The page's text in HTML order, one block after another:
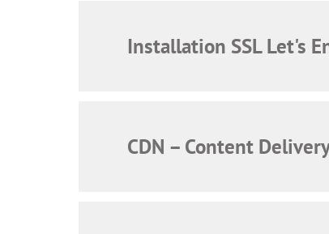
Installation SSL Let's
CDN – Content